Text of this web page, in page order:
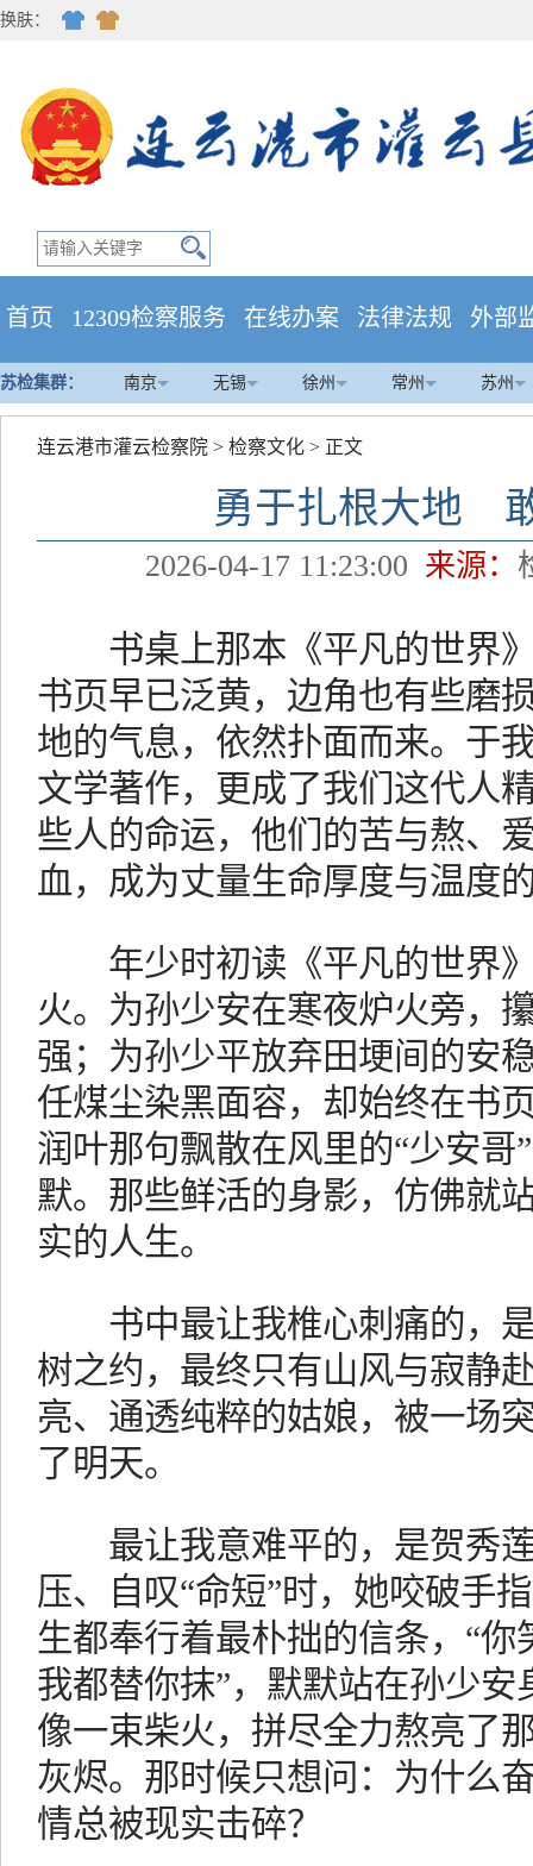
换肤：
首页 12309检察服务 在线办案 法律法规 外部
苏检集群： 南京 无锡 徐州 常州 苏州
连云港市灌云检察院 > 检察文化 > 正文
勇于扎根大地
2026-04-17 11:23:00 来源：
书桌上那本《平凡的世界》
书页早已泛黄，边角也有些磨
地的气息，依然扑面而来。于
文学著作，更成了我们这代
些人的命运，他们的苦与熬、
血，成为丈量生命厚度与温度
年少时初读《平凡的世界》
火。为孙少安在寒夜炉火旁，
强；为孙少平放弃田埂间的安
任煤尘染黑面容，却始终在书
润叶那句飘散在风里的“少安哥
默。那些鲜活的身影，仿佛就
实的人生。
书中最让我椎心刺痛的，是
树之约，最终只有山风与寂静
亮、通透纯粹的姑娘，被一场
了明天。
最让我意难平的，是贺秀莲
压、自叹“命短”时，她咬破手
生都奉行着最朴拙的信条，“
我都替你抹”，默默站在孙少
像一束柴火，拼尽全力熬亮了
灰烬。那时候只想问：为什么
情总被现实击碎？